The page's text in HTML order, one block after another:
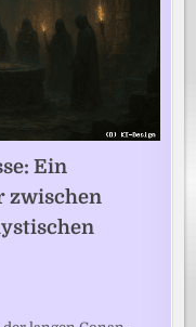
Ein
zwischen